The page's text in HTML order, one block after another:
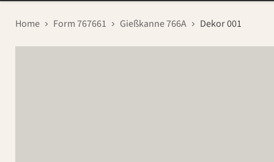
Home Form 767661 Gießkanne 766A Dekor 001